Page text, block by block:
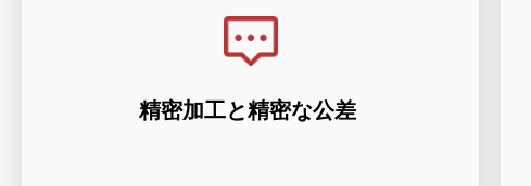
精密加工と精密な公差
ISO 2768 および ISO 9001:13485 認定企業とし